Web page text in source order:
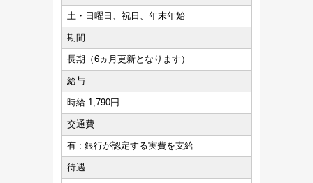
土・日曜日、祝日、年末年始
期間
長期（6ヵ月更新となります）
給与
時給 1,790円
交通費
有 : 銀行が認定する実費を支給
待遇